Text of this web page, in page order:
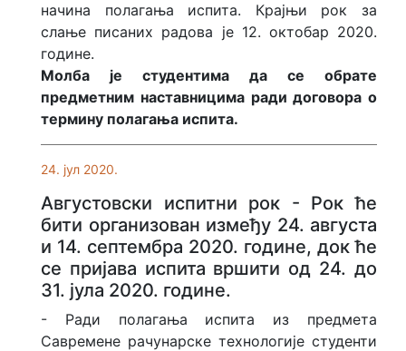
начина полагања испита. Крајњи рок за
слање писаних радова је 12. октобар 2020.
године.
Молба је студентима да се обрате
предметним наставницима ради договора о
термину полагања испита.
24. јул 2020.
Aвгустовски испитни рок - Рок ће
бити организован између 24. августа
и 14. септембра 2020. године, док ће
се пријава испита вршити од 24. до
31. јула 2020. године.
- Ради полагања испита из предмета
Савремене рачунарске технологије студенти